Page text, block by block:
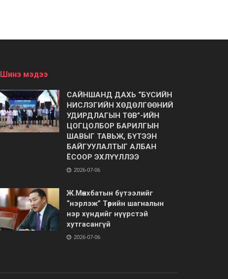
Шинэ мэдээ
САЙНШАНД ДАХЬ “БҮСИЙН
НИСЛЭГИЙН ХӨДӨЛГӨӨНИЙ
УДИРДЛАГЫН ТӨВ”-ИЙН
ЦОГЦОЛБОР БАРИЛГЫН
ШАВЫГ ТАВЬЖ, БҮТЭЭН
БАЙГУУЛАЛТЫГ АЛБАН
ЁСООР ЭХЛҮҮЛЛЭЭ
2026-07-06
Ж.Мөнхбатын бүтээлийг
“нэрлэж” Төрийн шагналын
нэр хүндийг нүүрстэй
хутгасангүй
2026-07-06